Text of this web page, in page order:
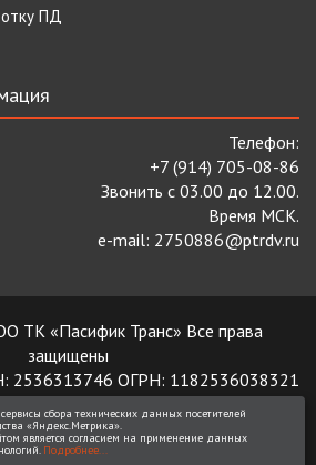
ПД
Телефон:
+7 (914) 705-08-86
Звонить с 03.00 до 12.00.
Время МСК.
e-mail: 2750886@ptrdv.ru
ТК «Пасифик Транс» Все права
защищены
2536313746 ОГРН: 1182536038321
сбора технических данных посетителей
«Яндекс.Метрика».
является согласием на применение данных
Подробнее...